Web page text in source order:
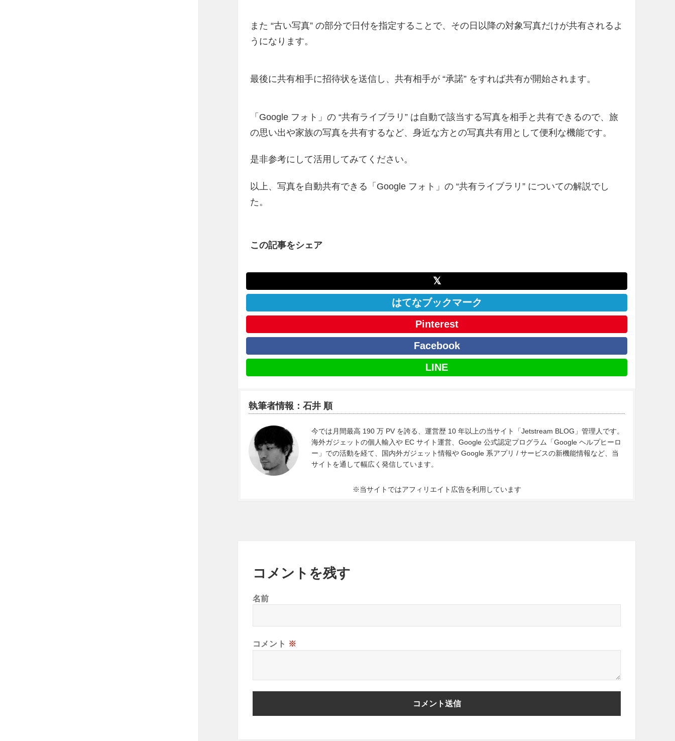
また “古い写真” の部分で日付を指定することで、その日以降の対象写真だけが共有されるよ
うになります。
最後に共有相手に招待状を送信し、共有相手が “承諾” をすれば共有が開始されます。
「Google フォト」の “共有ライブラリ” は自動で該当する写真を相手と共有できるので、旅
の思い出や家族の写真を共有するなど、身近な方との写真共有用として便利な機能です。
是非参考にして活用してみてください。
以上、写真を自動共有できる「Google フォト」の “共有ライブラリ” についての解説でし
た。
この記事をシェア
𝕏
はてなブックマーク
Pinterest
Facebook
LINE
執筆者情報：石井 順
今では月間最高 190 万 PV を誇る、運営歴 10 年以上の当サイト「Jetstream BLOG」管理人です。
海外ガジェットの個人輸入や EC サイト運営、Google 公式認定プログラム「Google ヘルプヒーロ
ー」での活動を経て、国内外ガジェット情報や Google 系アプリ / サービスの新機能情報など、当
サイトを通して幅広く発信しています。
※当サイトではアフィリエイト広告を利用しています
コメントを残す
名前
コメント ※